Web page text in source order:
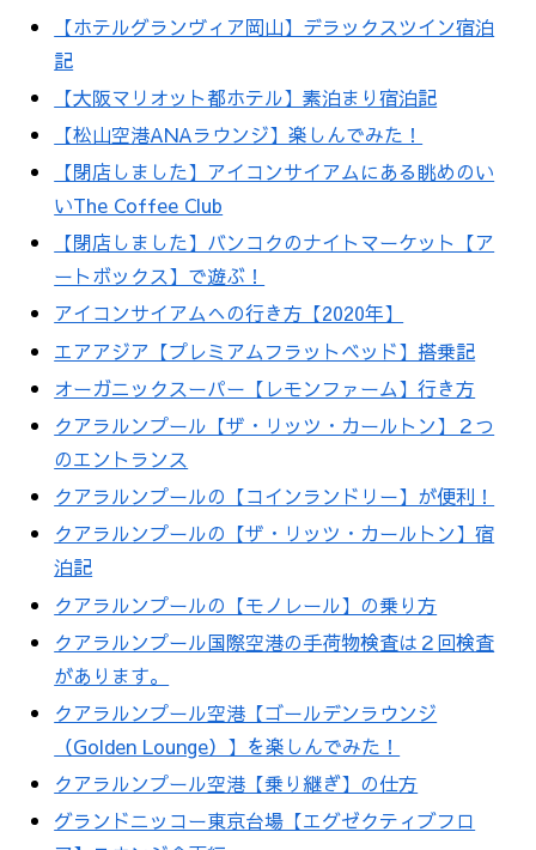
【ホテルグランヴィア岡山】デラックスツイン宿泊
記
【大阪マリオット都ホテル】素泊まり宿泊記
【松山空港ANAラウンジ】楽しんでみた！
【閉店しました】アイコンサイアムにある眺めのい
いThe Coffee Club
【閉店しました】バンコクのナイトマーケット【ア
ートボックス】で遊ぶ！
アイコンサイアムへの行き方【2020年】
エアアジア【プレミアムフラットベッド】搭乗記
オーガニックスーパー【レモンファーム】行き方
クアラルンプール【ザ・リッツ・カールトン】２つ
のエントランス
クアラルンプールの【コインランドリー】が便利！
クアラルンプールの【ザ・リッツ・カールトン】宿
泊記
クアラルンプールの【モノレール】の乗り方
クアラルンプール国際空港の手荷物検査は２回検査
があります。
クアラルンプール空港【ゴールデンラウンジ
（Golden Lounge）】を楽しんでみた！
クアラルンプール空港【乗り継ぎ】の仕方
グランドニッコー東京台場【エグゼクティブフロ